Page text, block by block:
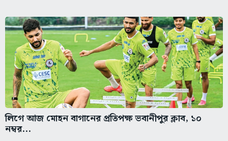
লিগে আজ মোহন বাগানের প্রতিপক্ষ ভবানীপুর ক্লাব, ১০
নম্বর...